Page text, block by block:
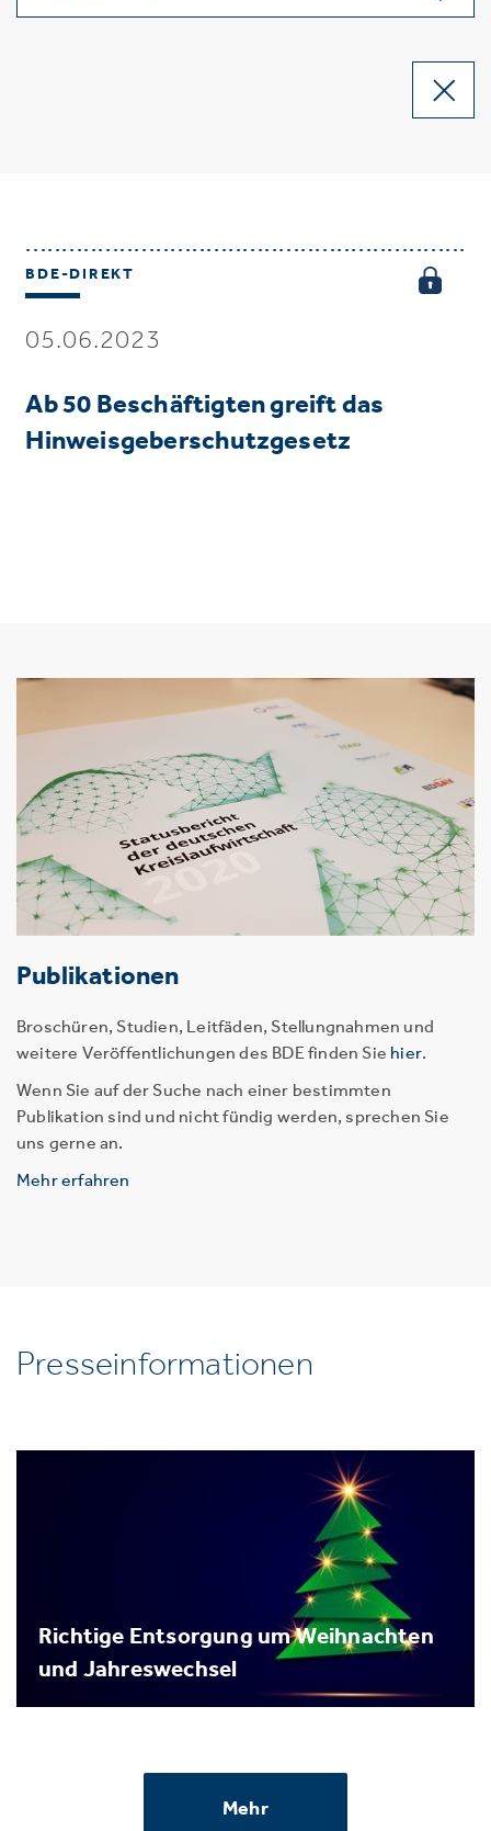
BDE-DIREKT
05.06.2023
Ab 50 Beschäftigten greift das
Hinweisgeberschutzgesetz
Publikationen
Broschüren, Studien, Leitfäden, Stellungnahmen und
weitere Veröffentlichungen des BDE finden Sie hier.
Wenn Sie auf der Suche nach einer bestimmten
Publikation sind und nicht fündig werden, sprechen Sie
uns gerne an.
Mehr erfahren
Presseinformationen
Richtige Entsorgung um Weihnachten
und Jahreswechsel
Mehr